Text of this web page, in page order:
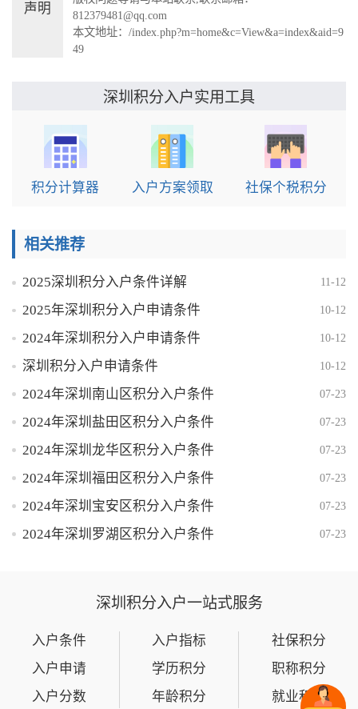
声明
812379481@qq.com
本文地址：/index.php?m=home&c=View&a=index&aid=9
49
深圳积分入户实用工具
积分计算器 入户方案领取 社保个税积分
相关推荐
2025深圳积分入户条件详解 11-12
2025年深圳积分入户申请条件 10-12
2024年深圳积分入户申请条件 10-12
深圳积分入户申请条件 10-12
2024年深圳南山区积分入户条件 07-23
2024年深圳盐田区积分入户条件 07-23
2024年深圳龙华区积分入户条件 07-23
2024年深圳福田区积分入户条件 07-23
2024年深圳宝安区积分入户条件 07-23
2024年深圳罗湖区积分入户条件 07-23
深圳积分入户一站式服务
入户条件
入户申请
入户分数
入户指标
学历积分
年龄积分
社保积分
职称积分
就业积分